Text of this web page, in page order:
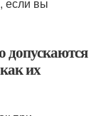
допускаются
их